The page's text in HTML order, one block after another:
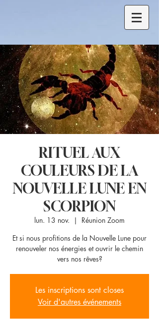
RITUEL AUX
COULEURS DE LA
NOUVELLE LUNE EN
SCORPION
lun. 13 nov.
  |
Réunion Zoom
Et si nous profitions de la Nouvelle Lune pour
renouveler nos énergies et ouvrir le chemin
vers nos rêves?
Les inscriptions sont closes
Voir d'autres événements